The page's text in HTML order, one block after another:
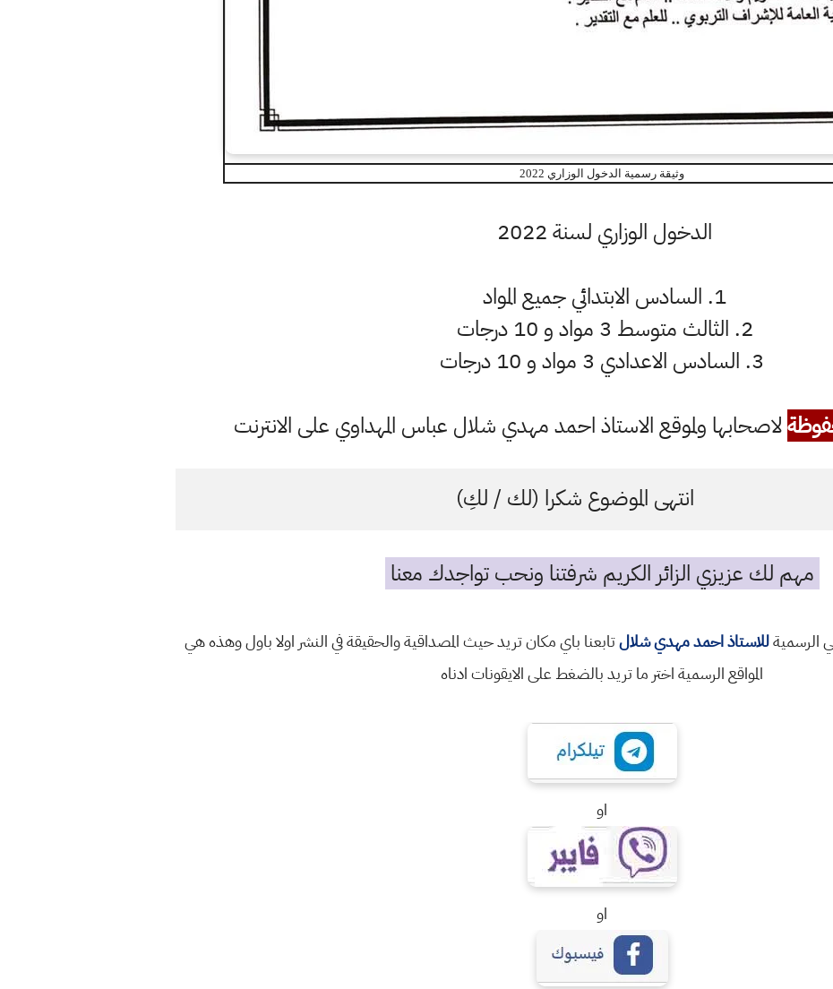
وثيقة رسمية الدخول الوزاري 2022
الدخول الوزاري لسنة 2022
1. السادس الابتدائي جميع المواد
2. الثالث متوسط 3 مواد و 10 درجات
3. السادس الاعدادي 3 مواد و 10 درجات
لاصحابها ولموقع الاستاذ احمد مهدي شلال عباس المهداوي على الانترنت
انتهى الموضوع شكرا (لك / لكِ)
مهم لك عزيزي الزائر الكريم شرفتنا ونحب تواجدك معنا
الرسميةللاستاذ احمد مهدي شلالتابعنا باي مكان تريد حيث المصداقية والحقيقة في النشر اولا باول وهذه هي
المواقع الرسمية اختر ما تريد بالضغط على الايقونات ادناه
او
او